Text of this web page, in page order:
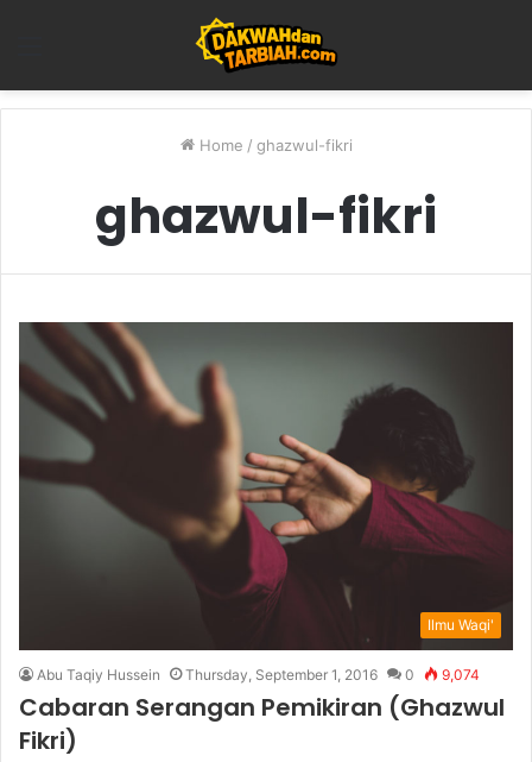
Home / ghazwul-fikri
ghazwul-fikri
Ilmu Waqi'
Abu Taqiy Hussein Thursday, September 1, 2016 0 9,074
Cabaran Serangan Pemikiran (Ghazwul
Fikri)